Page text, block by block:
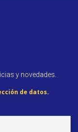
y novedades.
de datos.